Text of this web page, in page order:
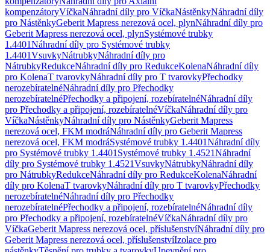
kompenzátoryVíčkaNáhradní díly pro VíčkaNástěnkyNáhradní díly
pro NástěnkyGeberit Mapress nerezová ocel, plynNáhradní díly pro
Geberit Mapress nerezová ocel, plynSystémové trubky
1.4401Náhradní díly pro Systémové trubky
1.4401VsuvkyNátrubkyNáhradní díly pro
NátrubkyRedukceNáhradní díly pro RedukceKolenaNáhradní díly
pro KolenaT tvarovkyNáhradní díly pro T tvarovkyPřechodky
nerozebíratelnéNáhradní díly pro Přechodky
nerozebíratelnéPřechodky a připojení, rozebíratelnéNáhradní díly
pro Přechodky a připojení, rozebíratelnéVíčkaNáhradní díly pro
VíčkaNástěnkyNáhradní díly pro NástěnkyGeberit Mapress
nerezová ocel, FKM modráNáhradní díly pro Geberit Mapress
nerezová ocel, FKM modráSystémové trubky 1.4401Náhradní díly
pro Systémové trubky 1.4401 Systémové trubky 1.4521Náhradní
díly pro Systémové trubky 1.4521VsuvkyNátrubkyNáhradní díly
pro NátrubkyRedukceNáhradní díly pro RedukceKolenaNáhradní
díly pro KolenaT tvarovkyNáhradní díly pro T tvarovkyPřechodky
nerozebíratelnéNáhradní díly pro Přechodky
nerozebíratelnéPřechodky a připojení, rozebíratelnéNáhradní díly
pro Přechodky a připojení, rozebíratelnéVíčkaNáhradní díly pro
VíčkaGeberit Mapress nerezová ocel, příslušenstvíNáhradní díly pro
Geberit Mapress nerezová ocel, příslušenstvíIzolace pro